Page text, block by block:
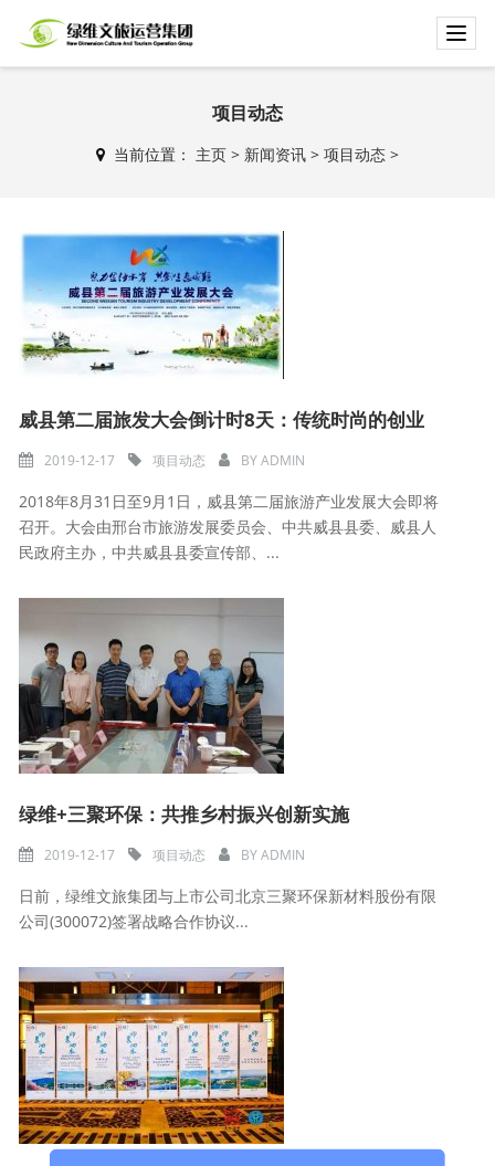
T
项目动态
当前位置： 主页> 新闻资讯> 项目动态>
威县第二届旅发大会倒计时8天：传统时尚的创业
2019-12-17 项目动态 BYADMIN
2018年8月31日至9月1日，威县第二届旅游产业发展大会即将
召开。大会由邢台市旅游发展委员会、中共威县县委、威县人
民政府主办，中共威县县委宣传部、...
绿维+三聚环保：共推乡村振兴创新实施
2019-12-17 项目动态 BYADMIN
日前，绿维文旅集团与上市公司北京三聚环保新材料股份有限
公司(300072)签署战略合作协议...